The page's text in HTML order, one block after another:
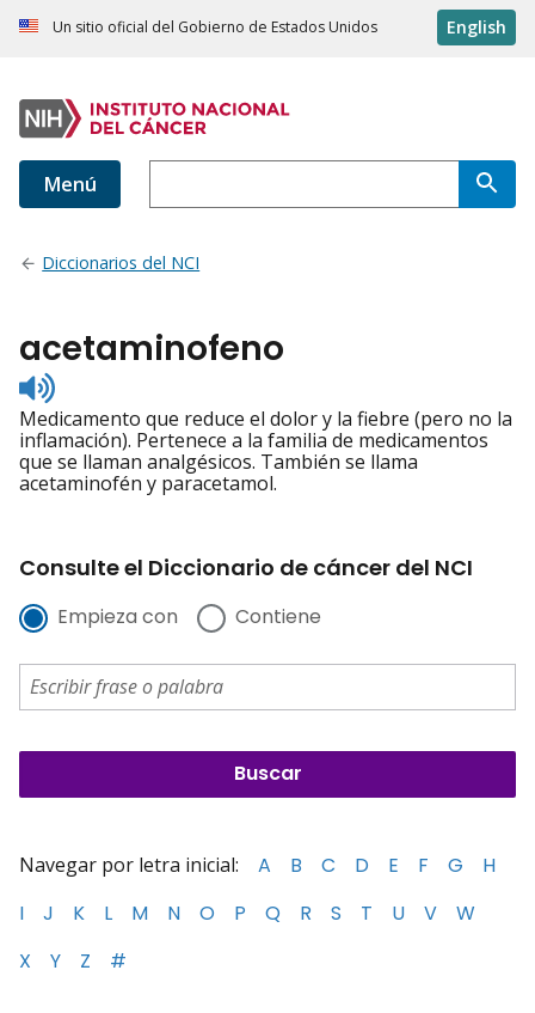
Un sitio oficial del Gobierno de Estados Unidos English
Menú
Diccionarios del NCI
acetaminofeno
Listen
to
pronunciation
Medicamento que reduce el dolor y la fiebre (pero no la
inflamación). Pertenece a la familia de medicamentos
que se llaman analgésicos. También se llama
acetaminofén y paracetamol.
Consulte el Diccionario de cáncer del NCI
Empieza con Contiene
Navegar por letra inicial: A B C D E F G
H
I
J K L M N O P Q R S T U V
W
X
Y Z #